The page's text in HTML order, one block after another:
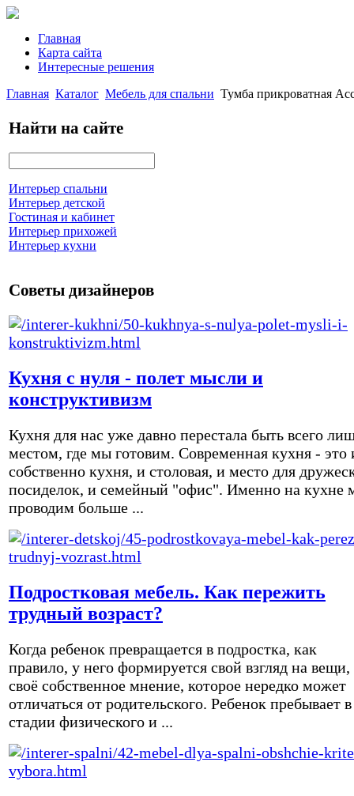
Главная
Карта сайта
Интересные решения
Главная Каталог Мебель для спальни Тумба прикроватная
Найти на сайте
Интерьер спальни
Интерьер детской
Гостиная и кабинет
Интерьер прихожей
Интерьер кухни
Советы дизайнеров
Кухня с нуля - полет мысли и
конструктивизм
Кухня для нас уже давно перестала быть всего
местом, где мы готовим. Современная кухня - это
собственно кухня, и столовая, и место для
посиделок, и семейный "офис". Именно на кухне
проводим больше ...
Подростковая мебель. Как пережить
трудный возраст?
Когда ребенок превращается в подростка, как
правило, у него формируется свой взгляд на вещи,
своё собственное мнение, которое нередко может
отличаться от родительского. Ребенок пребывает в
стадии физического и ...